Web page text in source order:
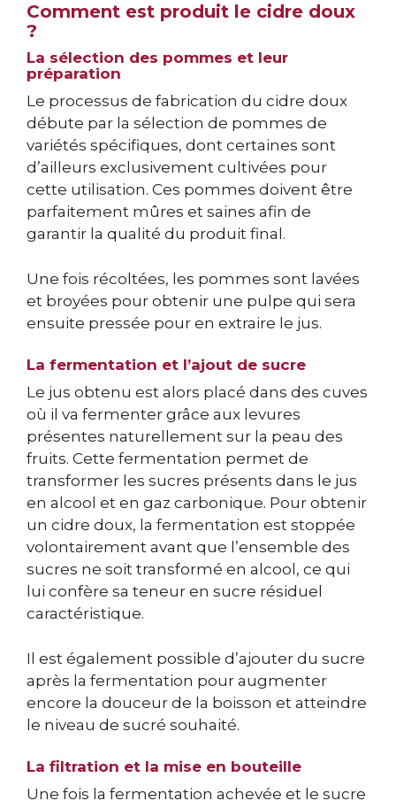
Comment est produit le cidre doux
?
La sélection des pommes et leur
préparation
Le processus de fabrication du cidre doux
débute par la sélection de pommes de
variétés spécifiques, dont certaines sont
d’ailleurs exclusivement cultivées pour
cette utilisation. Ces pommes doivent être
parfaitement mûres et saines afin de
garantir la qualité du produit final.
Une fois récoltées, les pommes sont lavées
et broyées pour obtenir une pulpe qui sera
ensuite pressée pour en extraire le jus.
La fermentation et l’ajout de sucre
Le jus obtenu est alors placé dans des cuves
où il va fermenter grâce aux levures
présentes naturellement sur la peau des
fruits. Cette fermentation permet de
transformer les sucres présents dans le jus
en alcool et en gaz carbonique. Pour obtenir
un cidre doux, la fermentation est stoppée
volontairement avant que l’ensemble des
sucres ne soit transformé en alcool, ce qui
lui confère sa teneur en sucre résiduel
caractéristique.
Il est également possible d’ajouter du sucre
après la fermentation pour augmenter
encore la douceur de la boisson et atteindre
le niveau de sucré souhaité.
La filtration et la mise en bouteille
Une fois la fermentation achevée et le sucre